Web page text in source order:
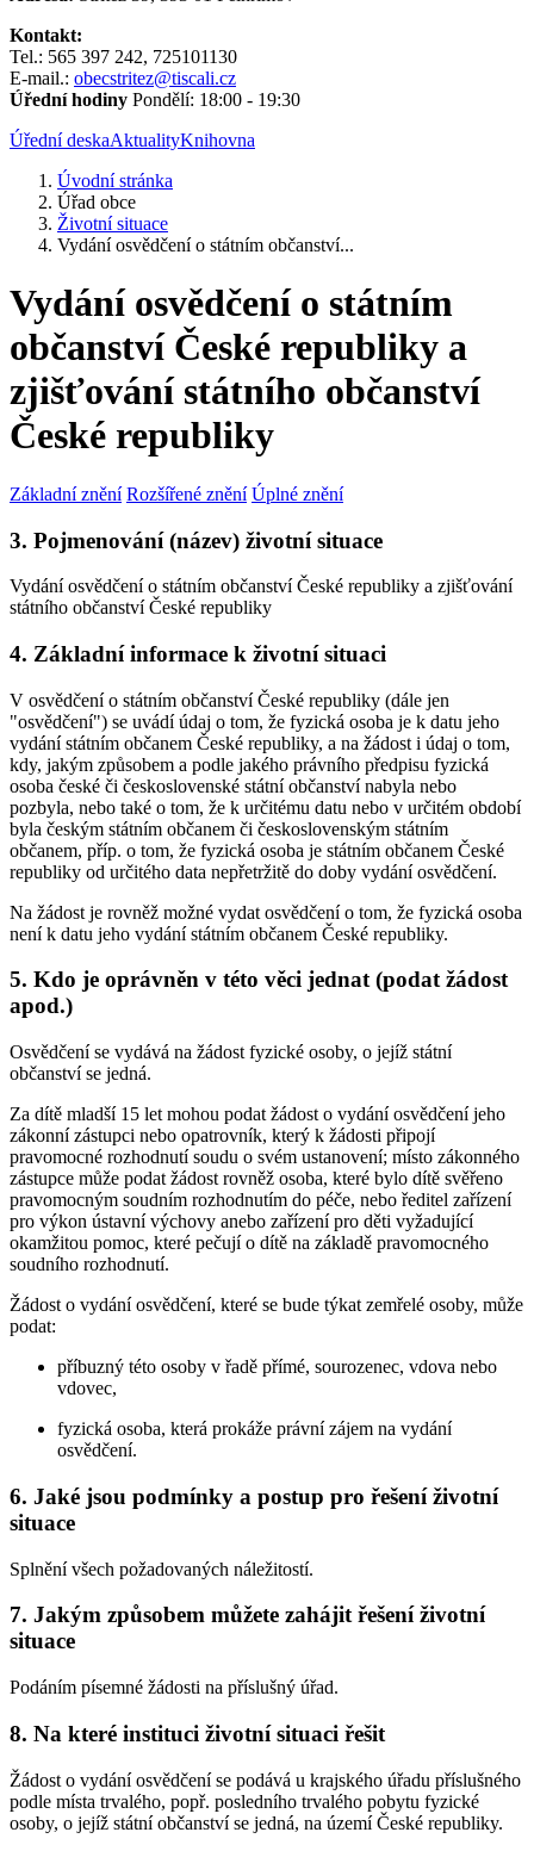
Kontakt:
Tel.: 565 397 242, 725101130
E-mail.: obecstritez@tiscali.cz
Úřední hodiny Pondělí: 18:00 - 19:30
Úřední deskaAktualityKnihovna
Úvodní stránka
Úřad obce
Životní situace
Vydání osvědčení o státním občanství...
Vydání osvědčení o státním
občanství České republiky a
zjišťování státního občanství
České republiky
Základní znění Rozšířené znění Úplné znění
3. Pojmenování (název) životní situace
Vydání osvědčení o státním občanství České republiky a zjišťování
státního občanství České republiky
4. Základní informace k životní situaci
V osvědčení o státním občanství České republiky (dále jen
"osvědčení") se uvádí údaj o tom, že fyzická osoba je k datu jeho
vydání státním občanem České republiky, a na žádost i údaj o tom,
kdy, jakým způsobem a podle jakého právního předpisu fyzická
osoba české či československé státní občanství nabyla nebo
pozbyla, nebo také o tom, že k určitému datu nebo v určitém období
byla českým státním občanem či československým státním
občanem, příp. o tom, že fyzická osoba je státním občanem České
republiky od určitého data nepřetržitě do doby vydání osvědčení.
Na žádost je rovněž možné vydat osvědčení o tom, že fyzická osoba
není k datu jeho vydání státním občanem České republiky.
5. Kdo je oprávněn v této věci jednat (podat žádost
apod.)
Osvědčení se vydává na žádost fyzické osoby, o jejíž státní
občanství se jedná.
Za dítě mladší 15 let mohou podat žádost o vydání osvědčení jeho
zákonní zástupci nebo opatrovník, který k žádosti připojí
pravomocné rozhodnutí soudu o svém ustanovení; místo zákonného
zástupce může podat žádost rovněž osoba, které bylo dítě svěřeno
pravomocným soudním rozhodnutím do péče, nebo ředitel zařízení
pro výkon ústavní výchovy anebo zařízení pro děti vyžadující
okamžitou pomoc, které pečují o dítě na základě pravomocného
soudního rozhodnutí.
Žádost o vydání osvědčení, které se bude týkat zemřelé osoby, může
podat:
příbuzný této osoby v řadě přímé, sourozenec, vdova nebo
vdovec,
fyzická osoba, která prokáže právní zájem na vydání
osvědčení.
6. Jaké jsou podmínky a postup pro řešení životní
situace
Splnění všech požadovaných náležitostí.
7. Jakým způsobem můžete zahájit řešení životní
situace
Podáním písemné žádosti na příslušný úřad.
8. Na které instituci životní situaci řešit
Žádost o vydání osvědčení se podává u krajského úřadu příslušného
podle místa trvalého, popř. posledního trvalého pobytu fyzické
osoby, o jejíž státní občanství se jedná, na území České republiky.